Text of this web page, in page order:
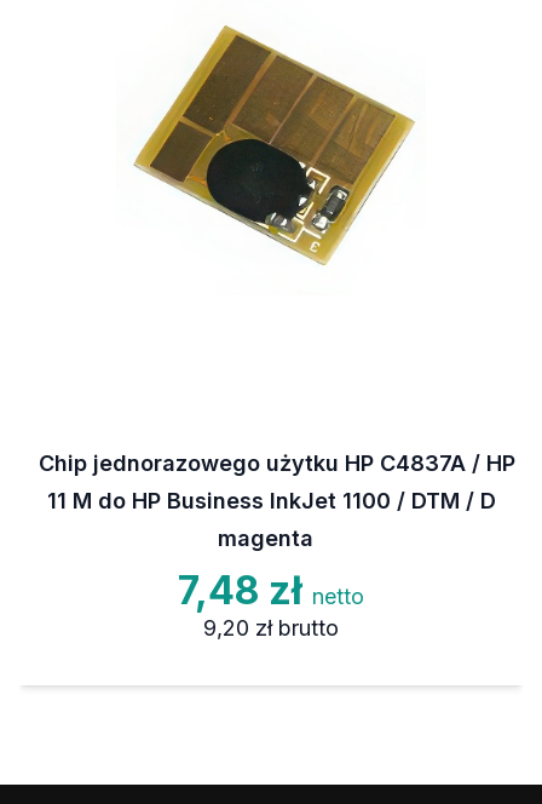
Chip jednorazowego użytku HP C4837A / HP
11 M do HP Business InkJet 1100 / DTM / D
magenta
7,48 zł netto
9,20 zł brutto